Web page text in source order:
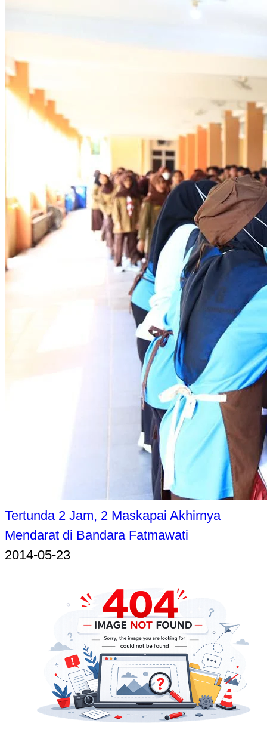
Tertunda 2 Jam, 2 Maskapai Akhirnya
Mendarat di Bandara Fatmawati
2014-05-23